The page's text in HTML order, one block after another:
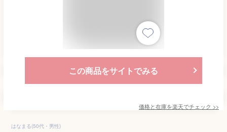
この商品をサイトでみる
価格と在庫を楽天でチェック >>
はなまる(50代・男性)